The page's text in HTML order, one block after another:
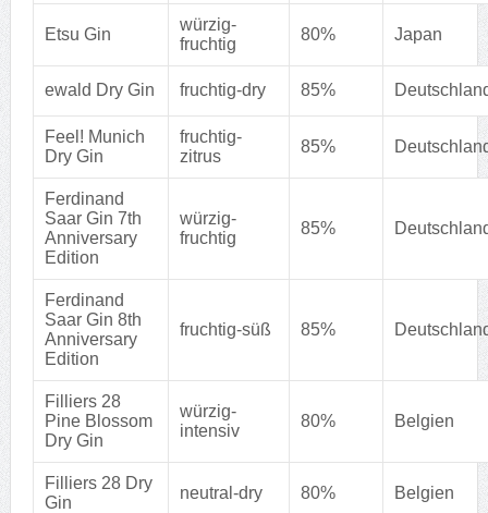
Etsu Gin
würzig-
fruchtig
80% Japan
ewald Dry Gin fruchtig-dry 85%
Feel! Munich
Dry Gin
fruchtig-
zitrus
85%
Ferdinand
Saar Gin 7th
Anniversary
Edition
würzig-
fruchtig
85%
Ferdinand
Saar Gin 8th
Anniversary
Edition
fruchtig-süß 85%
Filliers 28
Pine Blossom
Dry Gin
würzig-
intensiv
80% Belgien
Filliers 28 Dry
Gin
neutral-dry 80% Belgien